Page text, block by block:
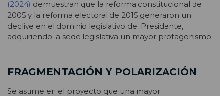
(2024) demuestran que la reforma constitucional de
2005 y la reforma electoral de 2015 generaron un
declive en el dominio legislativo del Presidente,
adquiriendo la sede legislativa un mayor protagonismo.
FRAGMENTACIÓN Y POLARIZACIÓN
Se asume en el proyecto que una mayor